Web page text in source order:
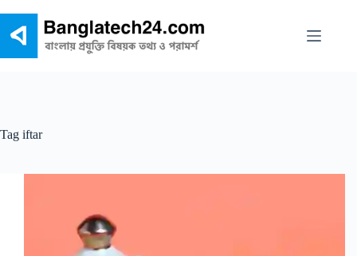
content
Tag iftar